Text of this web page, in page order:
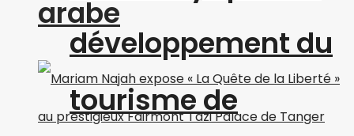
arabe
développement du
tourisme de